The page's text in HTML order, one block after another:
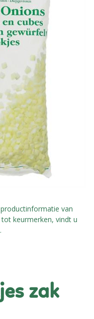
van
keurmerken, vindt u